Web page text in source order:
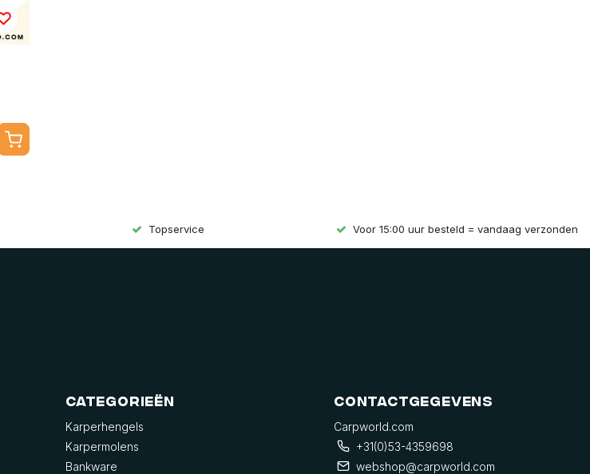
Topservice Voor 15:00 uur besteld = vandaag verzonden
Categorieën
Karperhengels
Karpermolens
Bankware
Contactgegevens
Carpworld.com
+31(0)53-4359698
webshop@carpworld.com